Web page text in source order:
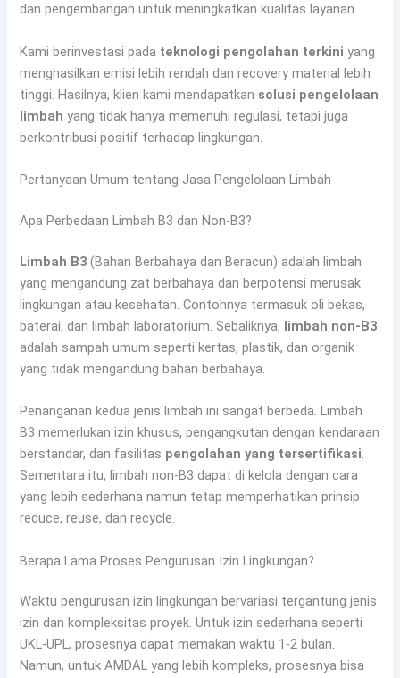
dan pengembangan untuk meningkatkan kualitas layanan.
Kami berinvestasi pada teknologi pengolahan terkini yang
menghasilkan emisi lebih rendah dan recovery material lebih
tinggi. Hasilnya, klien kami mendapatkan solusi pengelolaan
limbah yang tidak hanya memenuhi regulasi, tetapi juga
berkontribusi positif terhadap lingkungan.
Pertanyaan Umum tentang Jasa Pengelolaan Limbah
Apa Perbedaan Limbah B3 dan Non-B3?
Limbah B3 (Bahan Berbahaya dan Beracun) adalah limbah
yang mengandung zat berbahaya dan berpotensi merusak
lingkungan atau kesehatan. Contohnya termasuk oli bekas,
baterai, dan limbah laboratorium. Sebaliknya, limbah non-B3
adalah sampah umum seperti kertas, plastik, dan organik
yang tidak mengandung bahan berbahaya.
Penanganan kedua jenis limbah ini sangat berbeda. Limbah
B3 memerlukan izin khusus, pengangkutan dengan kendaraan
berstandar, dan fasilitas pengolahan yang tersertifikasi.
Sementara itu, limbah non-B3 dapat di kelola dengan cara
yang lebih sederhana namun tetap memperhatikan prinsip
reduce, reuse, dan recycle.
Berapa Lama Proses Pengurusan Izin Lingkungan?
Waktu pengurusan izin lingkungan bervariasi tergantung jenis
izin dan kompleksitas proyek. Untuk izin sederhana seperti
UKL-UPL, prosesnya dapat memakan waktu 1-2 bulan.
Namun, untuk AMDAL yang lebih kompleks, prosesnya bisa